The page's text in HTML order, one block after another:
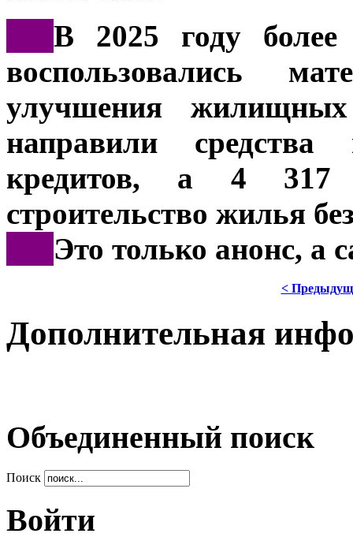
В 2025 году
воспользовались
улучшения
направили
кредитов, а 4 317
строительство жилья
Это только анонс, а
<
Дополнительная
Объединенный поиск
Поиск
Войти